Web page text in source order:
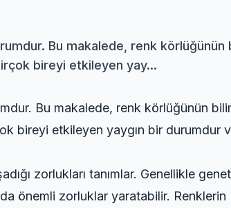
Bu makalede, renk körlüğünün
bireyi etkileyen yay...
Bu makalede, renk körlüğünün
bireyi etkileyen yaygın bir durumdur
zorlukları tanımlar. Genellikle
önemli zorluklar yaratabilir. Renklerin